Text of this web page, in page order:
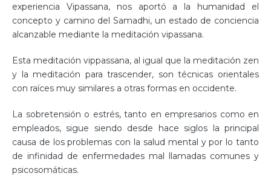
experiencia Vipassana, nos aportó a la humanidad el
concepto y camino del Samadhi, un estado de conciencia
alcanzable mediante la meditación vipassana.
Esta meditación vippassana, al igual que la meditación zen
y la meditación para trascender, son técnicas orientales
con raíces muy similares a otras formas en occidente.
La sobretensión o estrés, tanto en empresarios como en
empleados, sigue siendo desde hace siglos la principal
causa de los problemas con la salud mental y por lo tanto
de infinidad de enfermedades mal llamadas comunes y
psicosomáticas.